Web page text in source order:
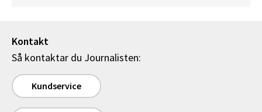
Kontakt
Så kontaktar du Journalisten:
Kundservice